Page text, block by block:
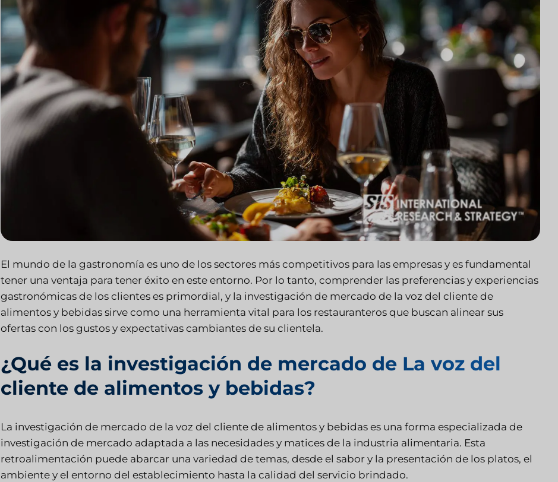
El mundo de la gastronomía es uno de los sectores más competitivos para las empresas y es fundamental
tener una ventaja para tener éxito en este entorno. Por lo tanto, comprender las preferencias y experiencias
gastronómicas de los clientes es primordial, y la investigación de mercado de la voz del cliente de
alimentos y bebidas sirve como una herramienta vital para los restauranteros que buscan alinear sus
ofertas con los gustos y expectativas cambiantes de su clientela.
¿Qué es la investigación de mercado de La voz del
cliente de alimentos y bebidas?
La investigación de mercado de la voz del cliente de alimentos y bebidas es una forma especializada de
investigación de mercado adaptada a las necesidades y matices de la industria alimentaria. Esta
retroalimentación puede abarcar una variedad de temas, desde el sabor y la presentación de los platos, el
ambiente y el entorno del establecimiento hasta la calidad del servicio brindado.